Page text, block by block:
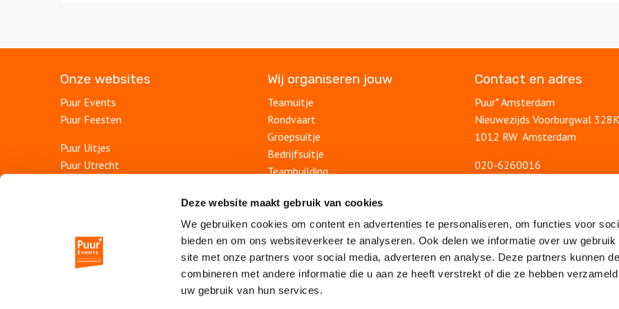
Deze website maakt gebruik van cookies
We gebruiken cookies om content en advertenties te personaliseren, om functies voor
bieden en om ons websiteverkeer te analyseren. Ook delen we informatie over uw gebruik
site met onze partners voor social media, adverteren en analyse. Deze partners kunnen
combineren met andere informatie die u aan ze heeft verstrekt of die ze hebben
uw gebruik van hun services.
Onze websites
Puur Events
Puur Feesten
Puur Uitjes
Puur Utrecht
Escape Room Mysterium
Vergaderruimte De Grote Werf
Vergaderlocatie Rotterdam View
Vergaderlocatie Dak van Amsterdam
Wij organiseren jouw
Teamuitje
Rondvaart
Groepsuitje
Bedrijfsuitje
Teambuilding
Personeelsuitje
Bedrijfsfeest
Personeelsfeest
Jubileumfeest
Online bedrijfsuitje
Contact en adres
Puur* Amsterdam
Nieuwezijds Voorburgwal 328K
1012 RW Amsterdam
020-6260016
Blog
Ontdek Amsterdam
Veelgestelde vragen
Algemene voorwaarden